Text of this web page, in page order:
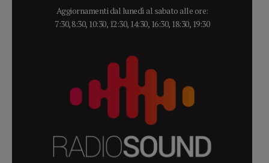
Aggiornamenti dal lunedì al sabato alle ore:
7:30, 8:30, 10:30, 12:30, 14:30, 16:30, 18:30, 19:30